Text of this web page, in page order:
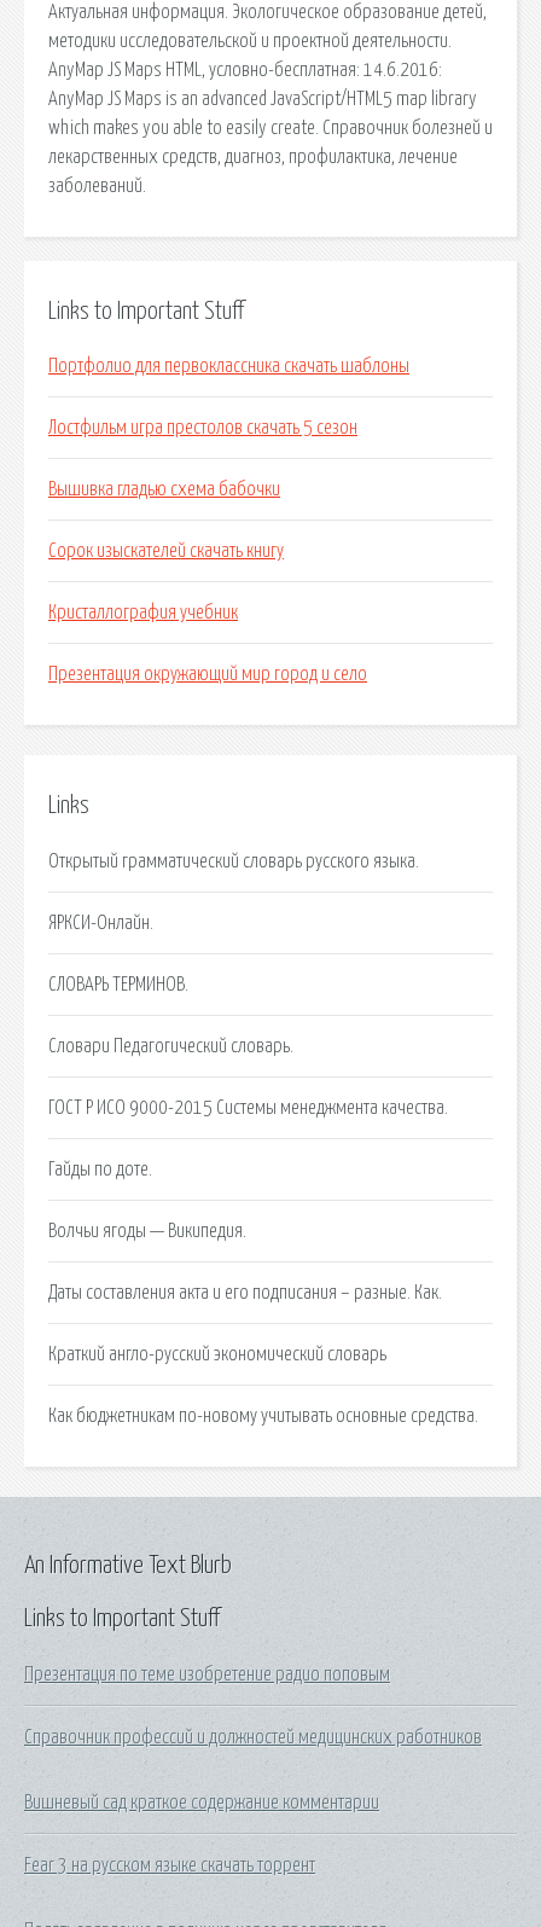
Актуальная информация. Экологическое образование детей,
методики исследовательской и проектной деятельности.
AnyMap JS Maps HTML, условно-бесплатная: 14.6.2016:
AnyMap JS Maps is an advanced JavaScript/HTML5 map library
which makes you able to easily create. Справочник болезней и
лекарственных средств, диагноз, профилактика, лечение
заболеваний.
Links to Important Stuff
Портфолио для первоклассника скачать шаблоны
Лостфильм игра престолов скачать 5 сезон
Вышивка гладью схема бабочки
Сорок изыскателей скачать книгу
Кристаллография учебник
Презентация окружающий мир город и село
Links
Открытый грамматический словарь русского языка.
ЯРКСИ-Онлайн.
СЛОВАРЬ ТЕРМИНОВ.
Словари Педагогический словарь.
ГОСТ Р ИСО 9000-2015 Системы менеджмента качества.
Гайды по доте.
Волчьи ягоды — Википедия.
Даты составления акта и его подписания – разные. Как.
Краткий англо-русский экономический словарь
Как бюджетникам по-новому учитывать основные средства.
Links to Important Stuff
Презентация по теме изобретение радио поповым
Справочник профессий и должностей медицинских работников
Вишневый сад краткое содержание комментарии
Fear 3 на русском языке скачать торрент
An Informative Text Blurb